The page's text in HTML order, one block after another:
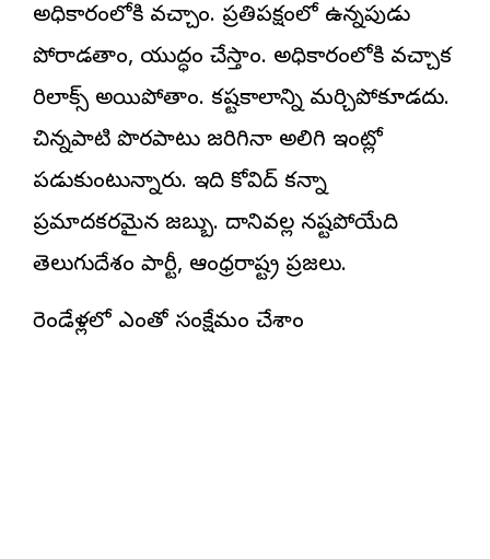
అధికారంలోకి వ‌చ్చాం. ప్రతిపక్షంలో ఉన్నపుడు
పోరాడతాం, యుద్ధం చేస్తాం. అధికారంలోకి వచ్చాక
రిలాక్స్ అయిపోతాం. కష్టకాలాన్ని మర్చిపోకూడదు.
చిన్నపాటి పొరపాటు జరిగినా అలిగి ఇంట్లో
పడుకుంటున్నారు. ఇది కోవిద్ కన్నా
ప్రమాదకరమైన జబ్బు. దానివల్ల నష్టపోయేది
తెలుగుదేశం పార్టీ, ఆంధ్రరాష్ట్ర ప్రజలు.
రెండేళ్లలో ఎంతో సంక్షేమం చేశాం